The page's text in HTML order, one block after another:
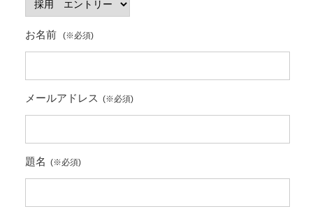
お名前 (※必須)
メールアドレス (※必須)
題名 (※必須)